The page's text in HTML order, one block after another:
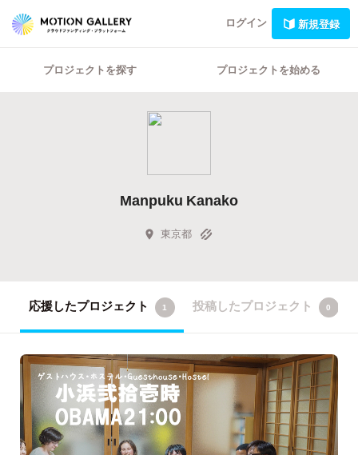
ログイン 新規登録
プロジェクトを探す プロジェクトを始める
Manpuku Kanako
東京都
応援したプロジェクト 1 投稿したプロジェクト 0